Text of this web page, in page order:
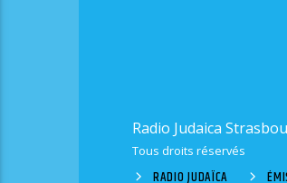
Radio Judaica
Tous droits réservés
RADIO JUDAÏCA